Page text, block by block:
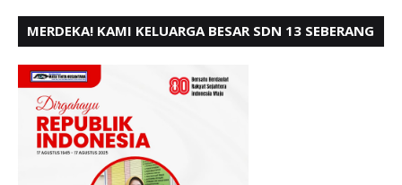
MERDEKA! KAMI KELUARGA BESAR SDN 13 SEBERANG